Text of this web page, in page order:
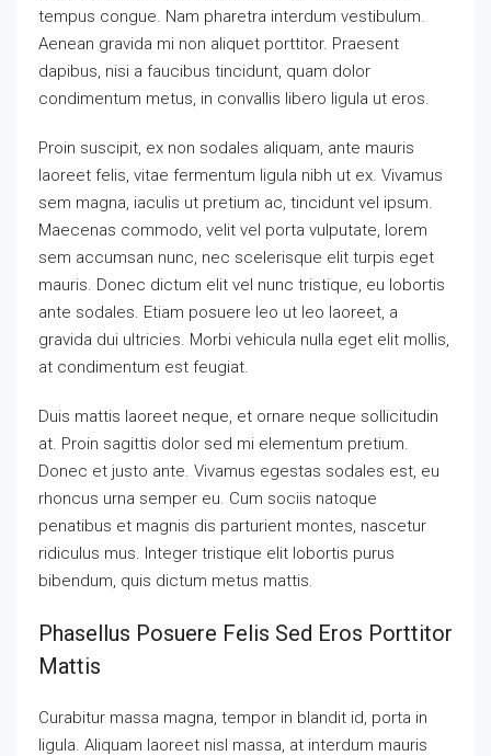
tempus congue. Nam pharetra interdum vestibulum.
Aenean gravida mi non aliquet porttitor. Praesent
dapibus, nisi a faucibus tincidunt, quam dolor
condimentum metus, in convallis libero ligula ut eros.
Proin suscipit, ex non sodales aliquam, ante mauris
laoreet felis, vitae fermentum ligula nibh ut ex. Vivamus
sem magna, iaculis ut pretium ac, tincidunt vel ipsum.
Maecenas commodo, velit vel porta vulputate, lorem
sem accumsan nunc, nec scelerisque elit turpis eget
mauris. Donec dictum elit vel nunc tristique, eu lobortis
ante sodales. Etiam posuere leo ut leo laoreet, a
gravida dui ultricies. Morbi vehicula nulla eget elit mollis,
at condimentum est feugiat.
Duis mattis laoreet neque, et ornare neque sollicitudin
at. Proin sagittis dolor sed mi elementum pretium.
Donec et justo ante. Vivamus egestas sodales est, eu
rhoncus urna semper eu. Cum sociis natoque
penatibus et magnis dis parturient montes, nascetur
ridiculus mus. Integer tristique elit lobortis purus
bibendum, quis dictum metus mattis.
Phasellus Posuere Felis Sed Eros Porttitor
Mattis
Curabitur massa magna, tempor in blandit id, porta in
ligula. Aliquam laoreet nisl massa, at interdum mauris